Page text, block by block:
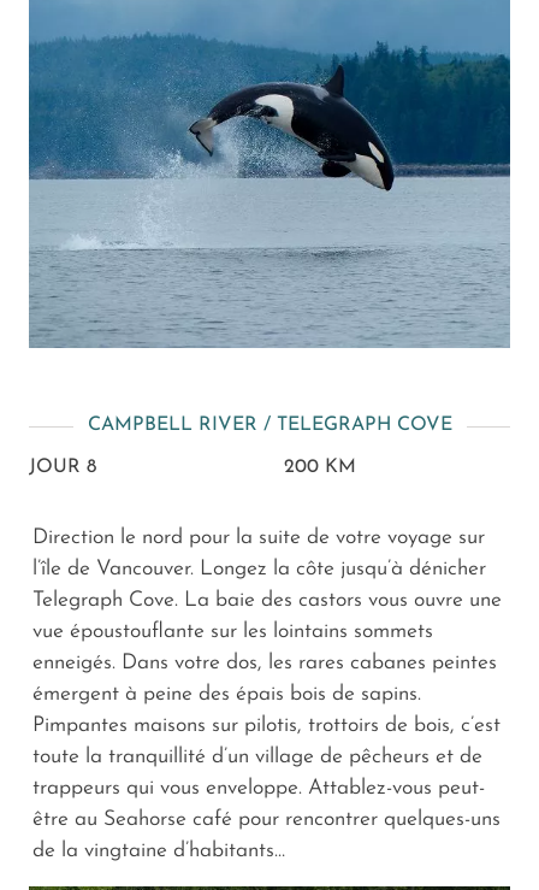
CAMPBELL RIVER / TELEGRAPH COVE
JOUR 8 200 KM
Direction le nord pour la suite de votre voyage sur
l’île de Vancouver. Longez la côte jusqu’à dénicher
Telegraph Cove. La baie des castors vous ouvre une
vue époustouflante sur les lointains sommets
enneigés. Dans votre dos, les rares cabanes peintes
émergent à peine des épais bois de sapins.
Pimpantes maisons sur pilotis, trottoirs de bois, c’est
toute la tranquillité d’un village de pêcheurs et de
trappeurs qui vous enveloppe. Attablez-vous peut-
être au Seahorse café pour rencontrer quelques-uns
de la vingtaine d’habitants…